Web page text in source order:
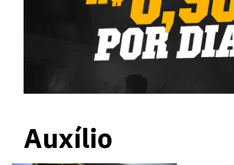
Auxílio